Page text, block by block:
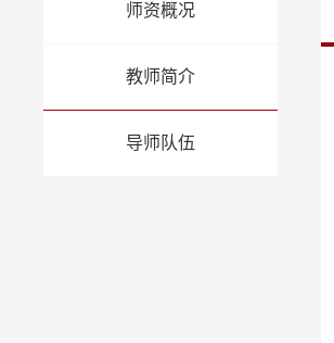
师资概况
教师简介
导师队伍